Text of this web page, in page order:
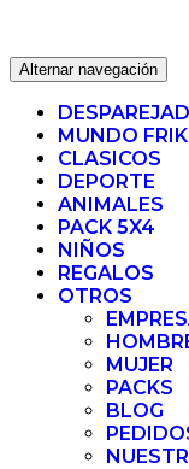
Alternar navegación
MUNDO
CLASICOS
DEPORTE
ANIMALES
PACK 5X4
NIÑOS
REGALOS
OTROS
MUJER
PACKS
BLOG